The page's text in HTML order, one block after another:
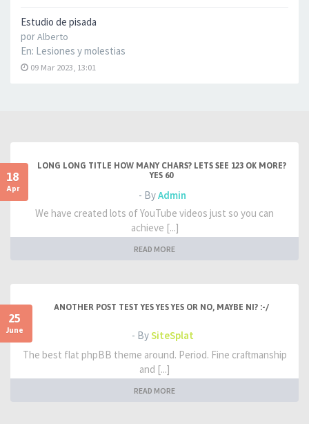
Estudio de pisada
porAlberto
En: Lesiones y molestias
09 Mar 2023, 13:01
18
Apr
LONG LONG TITLE HOW MANY CHARS? LETS SEE 123 OK MORE?
YES 60
- ByAdmin
We have created lots of YouTube videos just so you can
achieve [...]
READ MORE
25
June
ANOTHER POST TEST YES YES YES OR NO, MAYBE NI? :-/
- BySiteSplat
The best flat phpBB theme around. Period. Fine craftmanship
and [...]
READ MORE